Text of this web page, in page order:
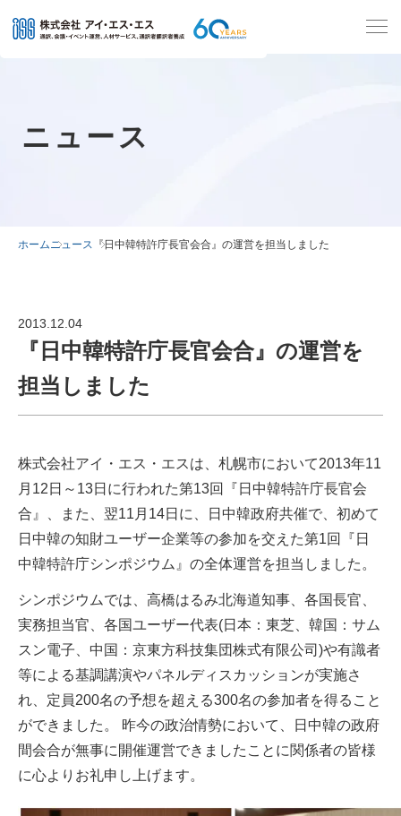
ニュース
ホームニュース 『日中韓特許庁長官会合』の運営を担当しました
2013.12.04
『日中韓特許庁長官会合』の運営を
担当しました
株式会社アイ・エス・エスは、札幌市において2013年11
月12日～13日に行われた第13回『日中韓特許庁長官会
合』、また、翌11月14日に、日中韓政府共催で、初めて
日中韓の知財ユーザー企業等の参加を交えた第1回『日
中韓特許庁シンポジウム』の全体運営を担当しました。
シンポジウムでは、高橋はるみ北海道知事、各国長官、
実務担当官、各国ユーザー代表(日本：東芝、韓国：サム
スン電子、中国：京東方科技集団株式有限公司)や有識者
等による基調講演やパネルディスカッションが実施さ
れ、定員200名の予想を超える300名の参加者を得ること
ができました。 昨今の政治情勢において、日中韓の政府
間会合が無事に開催運営できましたことに関係者の皆様
に心よりお礼申し上げます。